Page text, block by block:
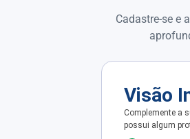
Cadastre-se e
Visão
Complemente a
possui algum